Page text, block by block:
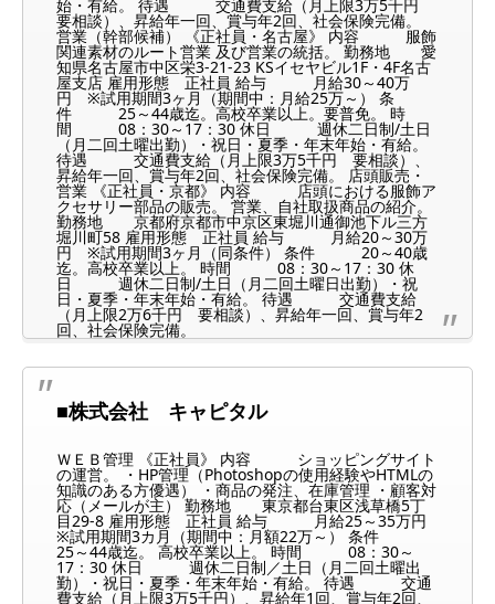
始・有給。 待遇 交通費支給（月上限3万5千円
要相談）、昇給年一回、賞与年2回、社会保険完備。
営業（幹部候補） 《正社員・名古屋》 内容 服飾
関連素材のルート営業 及び営業の統括。 勤務地 愛
知県名古屋市中区栄3-21-23 KSイセヤビル1F・4F名古
屋支店 雇用形態 正社員 給与 月給30～40万
円 ※試用期間3ヶ月（期間中：月給25万～） 条
件 25～44歳迄。高校卒業以上。要普免。 時
間 08：30～17：30 休日 週休二日制/土日
（月二回土曜出勤）・祝日・夏季・年末年始・有給。
待遇 交通費支給（月上限3万5千円 要相談）、
昇給年一回、賞与年2回、社会保険完備。 店頭販売・
営業 《正社員・京都》 内容 店頭における服飾ア
クセサリー部品の販売。 営業、自社取扱商品の紹介。
勤務地 京都府京都市中京区東堀川通御池下ル三方
堀川町58 雇用形態 正社員 給与 月給20～30万
円 ※試用期間3ヶ月（同条件） 条件 20～40歳
迄。高校卒業以上。 時間 08：30～17：30 休
日 週休二日制/土日（月二回土曜日出勤）・祝
日・夏季・年末年始・有給。 待遇 交通費支給
（月上限2万6千円 要相談）、昇給年一回、賞与年2
回、社会保険完備。
■株式会社 キャピタル
ＷＥＢ管理 《正社員》 内容 ショッピングサイト
の運営。 ・HP管理（Photoshopの使用経験やHTMLの
知識のある方優遇） ・商品の発注、在庫管理 ・顧客対
応（メールが主） 勤務地 東京都台東区浅草橋5丁
目29-8 雇用形態 正社員 給与 月給25～35万円
※試用期間3カ月（期間中：月額22万～） 条件
25～44歳迄。 高校卒業以上。 時間 08：30～
17：30 休日 週休二日制／土日（月二回土曜出
勤）・祝日・夏季・年末年始・有給。 待遇 交通
費支給（月上限3万5千円）、昇給年1回、賞与年2回、